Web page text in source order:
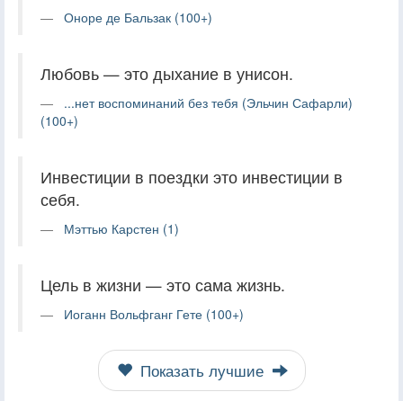
Оноре де Бальзак (100+)
Любовь — это дыхание в унисон.
...нет воспоминаний без тебя (Эльчин Сафарли)
(100+)
Инвестиции в поездки это инвестиции в
себя.
Мэттью Карстен (1)
Цель в жизни — это сама жизнь.
Иоганн Вольфганг Гете (100+)
Показать лучшие